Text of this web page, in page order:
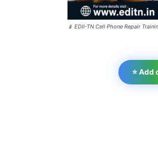
📱 EDII-TN Cell Phone Repair
⭐ Add